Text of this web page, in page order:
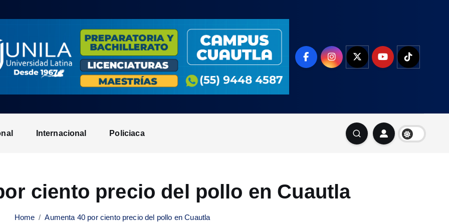
Internacional Policiaca
ciento precio del pollo en Cuautla
Home Aumenta 40 por ciento precio del pollo en Cuautla